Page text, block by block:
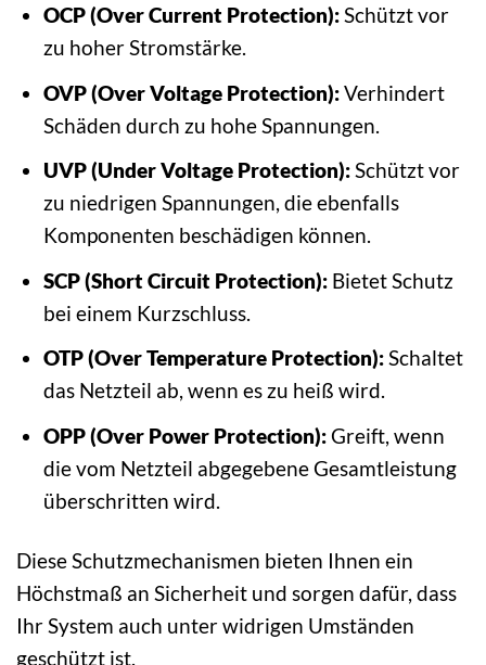
OCP (Over Current Protection):Schützt vor
zu hoher Stromstärke.
OVP (Over Voltage Protection):Verhindert
Schäden durch zu hohe Spannungen.
UVP (Under Voltage Protection):Schützt vor
zu niedrigen Spannungen, die ebenfalls
Komponenten beschädigen können.
SCP (Short Circuit Protection):Bietet Schutz
bei einem Kurzschluss.
OTP (Over Temperature Protection):Schaltet
das Netzteil ab, wenn es zu heiß wird.
OPP (Over Power Protection):Greift, wenn
die vom Netzteil abgegebene Gesamtleistung
überschritten wird.
Diese Schutzmechanismen bieten Ihnen ein
Höchstmaß an Sicherheit und sorgen dafür, dass
Ihr System auch unter widrigen Umständen
geschützt ist.